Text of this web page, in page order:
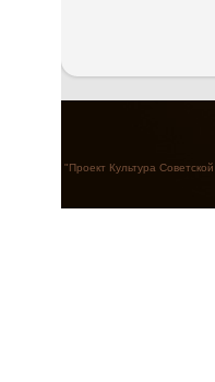
"Проект Культура